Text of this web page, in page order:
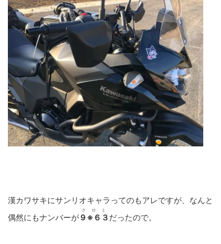
漢カワサキにサンリオキャラってのもアレですが、なんと
偶然にもナンバーが ９※６３
クロミ
だったので。